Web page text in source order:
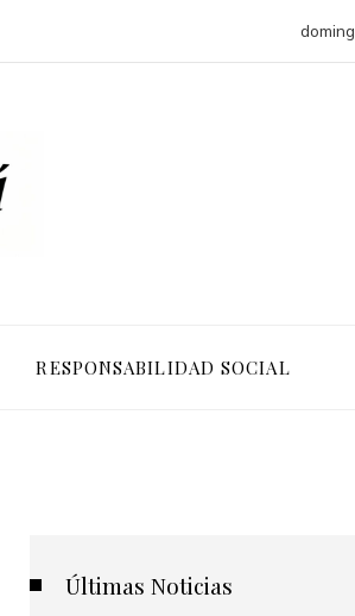
RESPONSABILIDAD SOCIAL
Últimas Noticias